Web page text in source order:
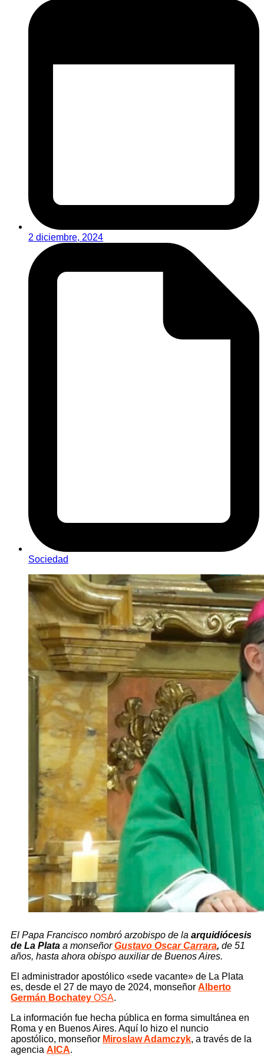
2 diciembre, 2024
Sociedad
El Papa Francisco nombró arzobispo de la arquidiócesis
de La Plata a monseñorGustavo Oscar Carrara, de 51
años, hasta ahora obispo auxiliar de Buenos Aires.
El administrador apostólico «sede vacante» de La Plata
es, desde el 27 de mayo de 2024, monseñor Alberto
Germán Bochatey OSA.
La información fue hecha pública en forma simultánea en
Roma y en Buenos Aires. Aquí lo hizo el nuncio
apostólico, monseñor Miroslaw Adamczyk, a través de la
agencia AICA.